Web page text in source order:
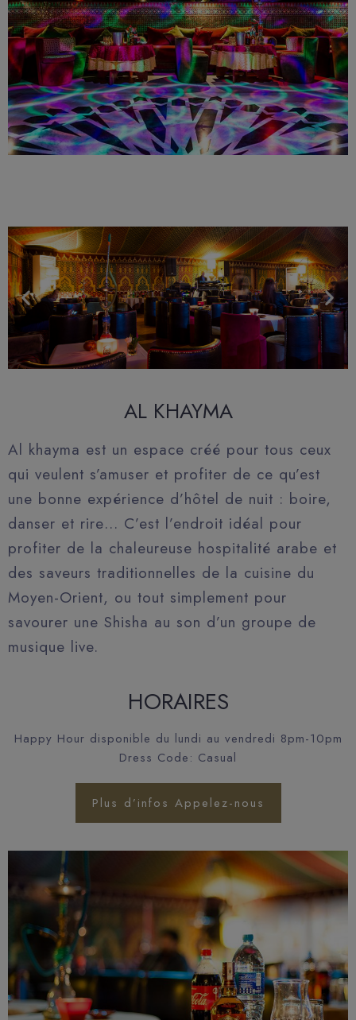
AL KHAYMA
Al khayma est un espace créé pour tous ceux
qui veulent s’amuser et profiter de ce qu’est
une bonne expérience d’hôtel de nuit : boire,
danser et rire… C’est l’endroit idéal pour
profiter de la chaleureuse hospitalité arabe et
des saveurs traditionnelles de la cuisine du
Moyen-Orient, ou tout simplement pour
savourer une Shisha au son d’un groupe de
musique live.
HORAIRES
Happy Hour disponible du lundi au vendredi 8pm-10pm
Dress Code: Casual
Plus d’infos Appelez-nous